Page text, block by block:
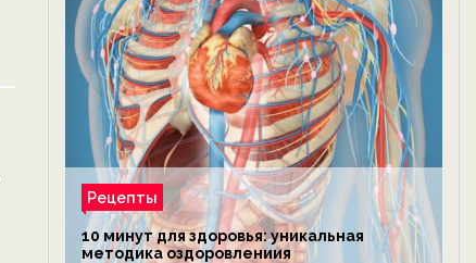
Рецепты
10 минут для здоровья: уникальная
методика оздоровлениия